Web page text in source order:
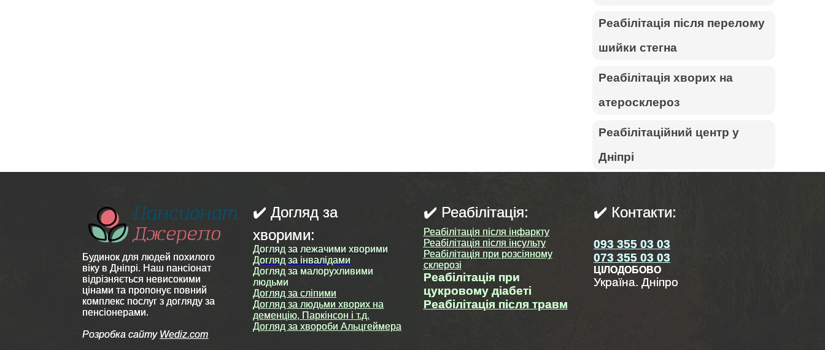
Реабілітація після перелому
шийки стегна
Реабілітація хворих на
атеросклероз
Реабілітаційний центр у
Дніпрі
Будинок для людей похилого
віку в Дніпрі. Наш пансіонат
відрізняється невисокими
цінами та пропонує повний
комплекс послуг з догляду за
пенсіонерами.
Розробка сайту Wediz.com
✔️ Догляд за
хворими:
Догляд за лежачими хворими
Догляд за інвалідами
Догляд за малорухливими
людьми
Догляд за сліпими
Догляд за людьми хворих на
деменцію, Паркінсон і т.д.
Догляд за хвороби Альцгеймера
✔️ Реабілітація:
Реабілітація після інфаркту
Реабілітація після інсульту
Реабілітація при розсіяному
склерозі
Реабілітація при
цукровому діабеті
Реабілітація після травм
✔️ Контакти:
093 355 03 03
073 355 03 03
ЦІЛОДОБОВО
Україна. Дніпро